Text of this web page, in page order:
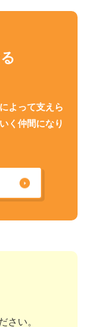
よって支えら
く仲間になり
さい。